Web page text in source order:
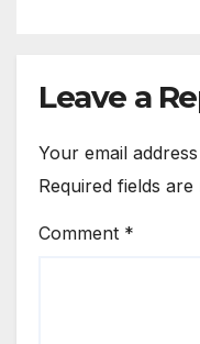
Leave a
Your email
Required fields are
Comment *